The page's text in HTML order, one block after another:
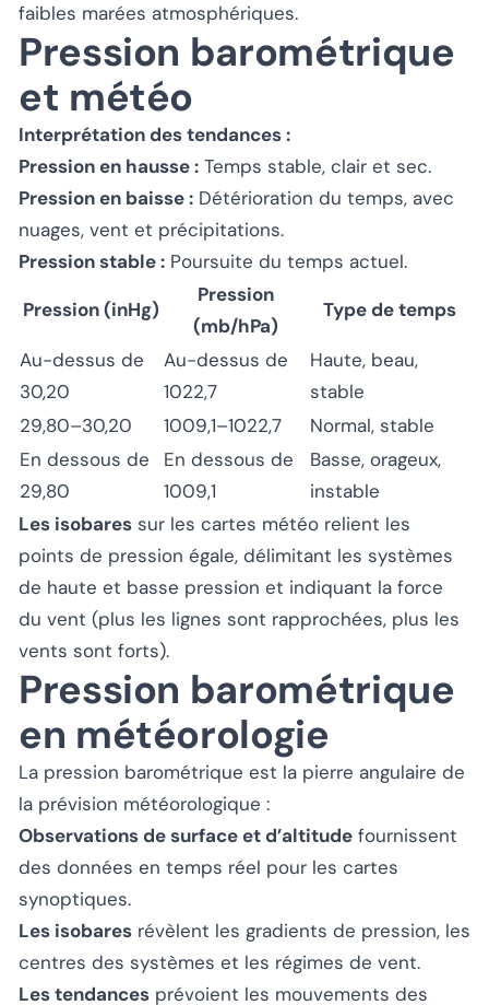
faibles marées atmosphériques.
Pression barométrique
et météo
Interprétation des tendances :
Pression en hausse : Temps stable, clair et sec.
Pression en baisse : Détérioration du temps, avec
nuages, vent et précipitations.
Pression stable : Poursuite du temps actuel.
Pression (inHg)
Pression
(mb/hPa)
Type de temps
Au-dessus de
30,20
Au-dessus de
1022,7
Haute, beau,
stable
29,80–30,20
1009,1–1022,7
Normal, stable
En dessous de
29,80
En dessous de
1009,1
Basse, orageux,
instable
Les isobares sur les cartes météo relient les
points de pression égale, délimitant les systèmes
de haute et basse pression et indiquant la force
du vent (plus les lignes sont rapprochées, plus les
vents sont forts).
Pression barométrique
en météorologie
La pression barométrique est la pierre angulaire de
la prévision météorologique :
Observations de surface et d’altitude fournissent
des données en temps réel pour les cartes
synoptiques.
Les isobares révèlent les gradients de pression, les
centres des systèmes et les régimes de vent.
Les tendances prévoient les mouvements des